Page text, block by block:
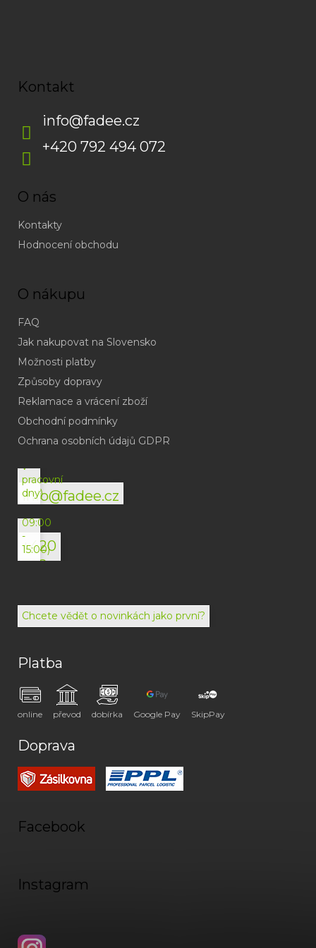
Kontakt
info@fadee.cz
+420 792 494 072
O nás
Kontakty
Hodnocení obchodu
O nákupu
FAQ
Jak nakupovat na Slovensko
Možnosti platby
Způsoby dopravy
Reklamace a vrácení zboží
Obchodní podmínky
Ochrana osobních údajů GDPR
info@fadee.cz
(odpověď
do
v
pracovní
dny)
+420
792
072
(Po-
09:00
-
15:00)
Chcete vědět o novinkách jako první?
Platba
online převod dobírka Google Pay SkipPay
Doprava
Facebook
Instagram